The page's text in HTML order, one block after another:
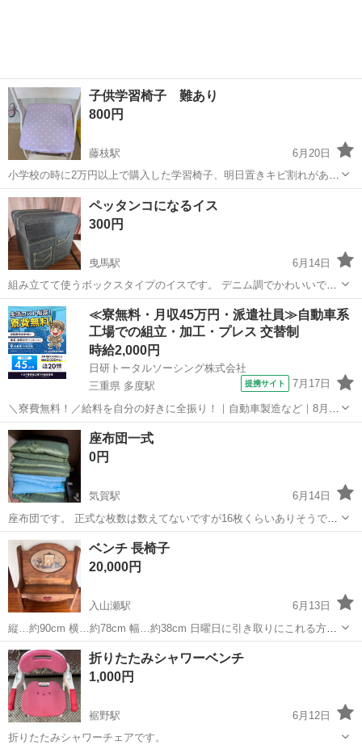
子供学習椅子 難あり
800円
藤枝駅
6月20日
小学校の時に2万円以上で購入した学習椅子、明日置きキビ割れがあ
り、ほか悪いところがないです。使って頂ける嬉しいです。
静岡 藤枝市 藤枝駅 椅子 小学校
ペッタンコになるイス
300円
曳馬駅
6月14日
組み立てて使うボックスタイプのイスです。 デニム調でかわいいです
(*^^*) わりあい、しっかりしています。 組み立て後は中に『おもち
ゃ』が入れておけます！ あまり使わずにクローゼットにあったので、
汚れ、やぶれ、においありま...
静岡 浜松市 曳馬駅 椅子 イス
≪寮無料・月収45万円・派遣社員≫自動車系
工場での組立・加工・プレス 交替制
時給2,000円
日研トータルソーシング株式会社
三重県 多度駅
提携サイト 7月17日
＼寮費無料！／給料を自分の好きに全振り！｜自動車製造など｜8月入
社特典最大20万円！｜入社から半年後には時給2,050円！さらに長く働
くほど時給UP☆ トヨタ車の製造（組立・加工など） トヨタ車体各工
場でのミニバン・SUV...
三重 いなべ市 多度駅
座布団一式
0円
気賀駅
6月14日
座布団です。 正式な枚数は数えてないですが16枚くらいありそうで
す。 引き取りに来てくれる方にお譲りします🙇 浜名区細江町中川 日
時は要相談です。よろしくお願いします。
静岡 浜松市 気賀駅 椅子
ベンチ 長椅子
20,000円
入山瀬駅
6月13日
縦…約90cm 横…約78cm 幅…約38cm 日曜日に引き取りにこれる方限
定でお願いします。 室内に飾っていました。 オーダーメイド品なので
一点ものです。 人が座ったりはしていないですが、スレ/傷など細かな
ものを気にさ...
静岡 富士市 入山瀬駅
折りたたみシャワーベンチ
1,000円
裾野駅
6月12日
折りたたみシャワーチェアです。